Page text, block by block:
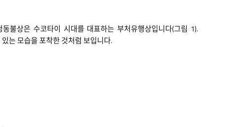
불상은 수코타이 시대를 대표하는 부처유행상입니다(그림 1).
는 모습을 포착한 것처럼 보입니다.